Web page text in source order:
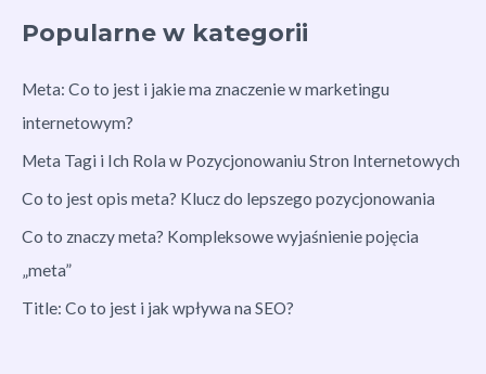
Popularne w kategorii
Meta: Co to jest i jakie ma znaczenie w marketingu
internetowym?
Meta Tagi i Ich Rola w Pozycjonowaniu Stron Internetowych
Co to jest opis meta? Klucz do lepszego pozycjonowania
Co to znaczy meta? Kompleksowe wyjaśnienie pojęcia
„meta”
Title: Co to jest i jak wpływa na SEO?